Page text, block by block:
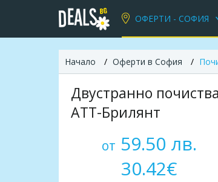
ОФЕРТИ - СОФИЯ
Начало Оферти в София
Двустранно
АТТ-Брилянт
от 59.50 лв.
30.42€